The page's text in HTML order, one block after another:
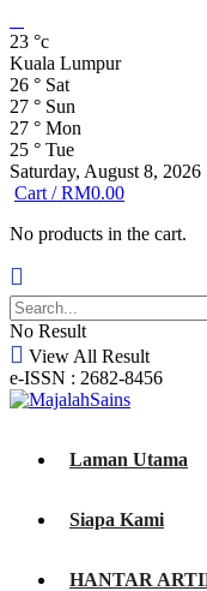
23 °c
Kuala Lumpur
26 ° Sat
27 ° Sun
27 ° Mon
25 ° Tue
Saturday, August 8, 2026
Cart /RM0.00
No products in the cart.
No Result
View All Result
e-ISSN : 2682-8456
Laman Utama
Siapa Kami
HANTAR